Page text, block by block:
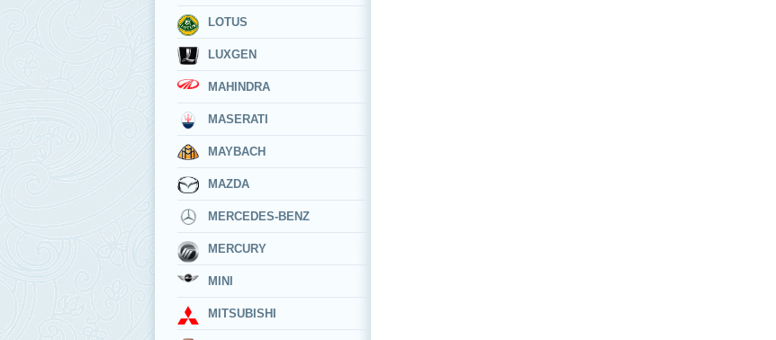
LOTUS
LUXGEN
MAHINDRA
MASERATI
MAYBACH
MAZDA
MERCEDES-BENZ
MERCURY
MINI
MITSUBISHI